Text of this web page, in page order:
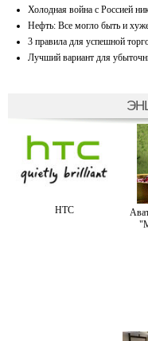
Холодная война с Россией
Нефть: Все могло быть и
3 правила для успешной
Лучший вариант для
HTC